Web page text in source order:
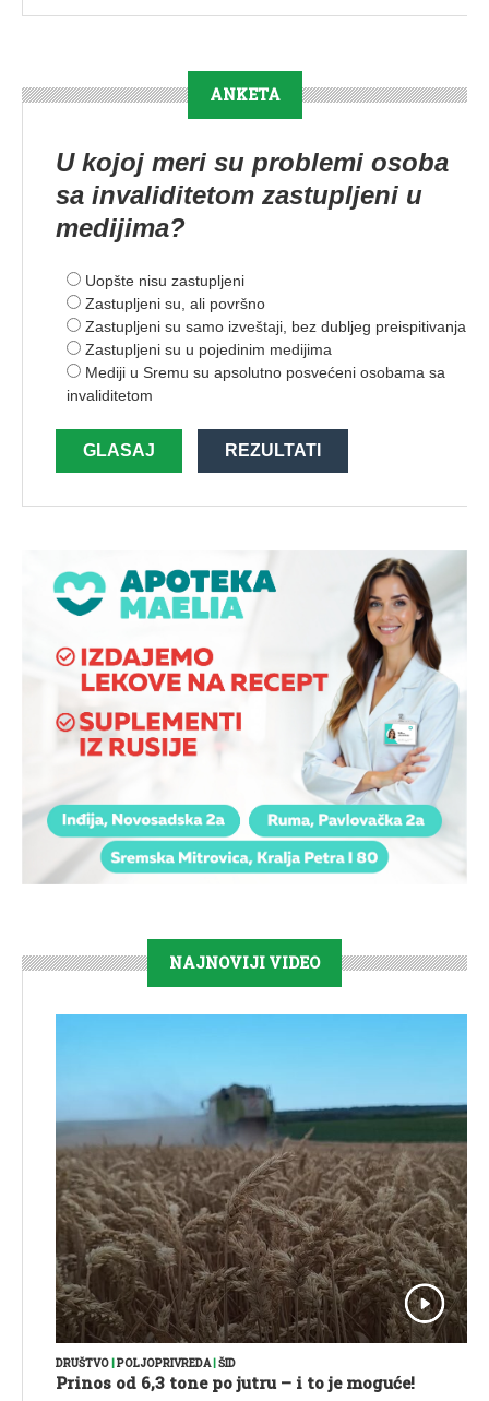
ANKETA
U kojoj meri su problemi osoba
sa invaliditetom zastupljeni u
medijima?
Uopšte nisu zastupljeni
Zastupljeni su, ali površno
Zastupljeni su samo izveštaji, bez dubljeg preispitivanja
Zastupljeni su u pojedinim medijima
Mediji u Sremu su apsolutno posvećeni osobama sa
invaliditetom
GLASAJ REZULTATI
NAJNOVIJI VIDEO
DRUŠTVO|POLJOPRIVREDA|ŠID
Prinos od 6,3 tone po jutru – i to je moguće!